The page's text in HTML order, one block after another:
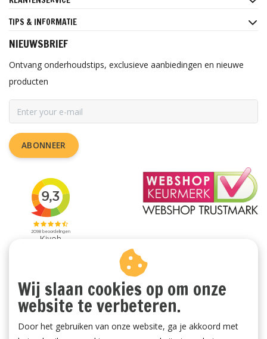
TIPS & INFORMATIE
NIEUWSBRIEF
Ontvang onderhoudstips, exclusieve aanbiedingen en nieuwe
producten
ABONNEER
Wij slaan cookies op om onze
website te verbeteren.
Door het gebruiken van onze website, ga je akkoord met